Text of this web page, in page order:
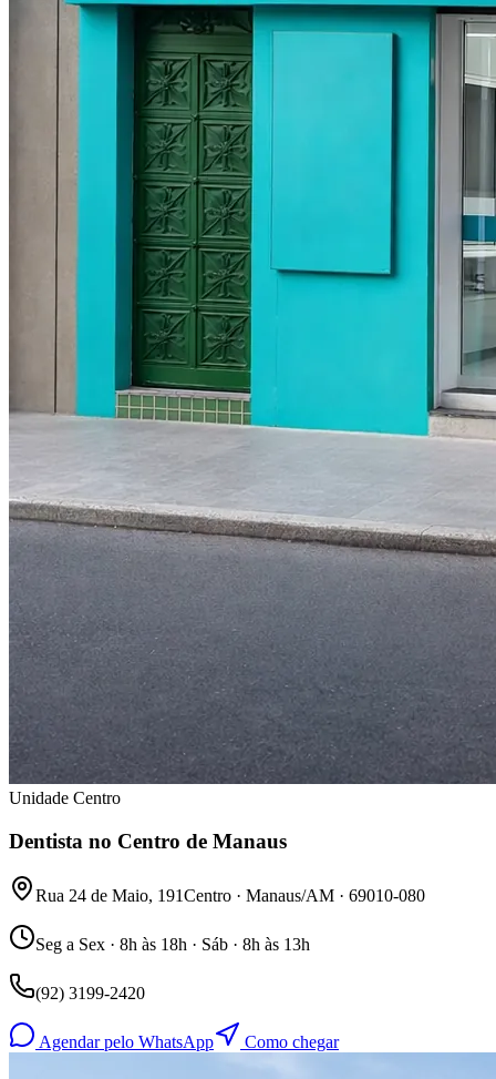
Unidade Centro
Dentista no Centro de Manaus
Rua 24 de Maio, 191Centro · Manaus/AM · 69010-080
Seg a Sex · 8h às 18h · Sáb · 8h às 13h
(92) 3199-2420
Agendar pelo WhatsApp Como chegar